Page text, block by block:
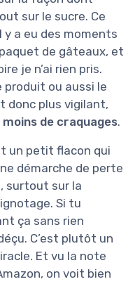
sur le sucre. Ce
y a eu des moments
paquet de gâteaux, et
je n’ai rien pris.
produit ou aussi le
donc plus vigilant,
moins de craquages.
un petit flacon qui
démarche de perte
surtout sur la
Si tu
ça sans rien
C’est plutôt un
Et vu la note
on voit bien